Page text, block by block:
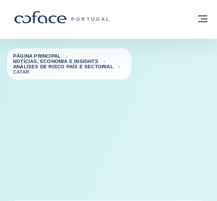
COFACE FOR TRADE - HOMEPAGE DO
PORTUGAL
Voltar à página principal
PÁGINA PRINCIPAL
NOTÍCIAS, ECONOMIA E INSIGHTS
ANÁLISES DE RISCO PAÍS E SECTORIAL
CATAR